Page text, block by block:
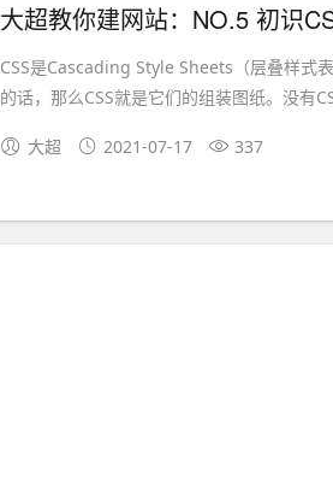
大超教你建网站：NO.5 初识
CSS是Cascading Style Sheets（层叠样式
的话，那么CSS就是它们的组装图纸。没有
大超 2021-07-17 337